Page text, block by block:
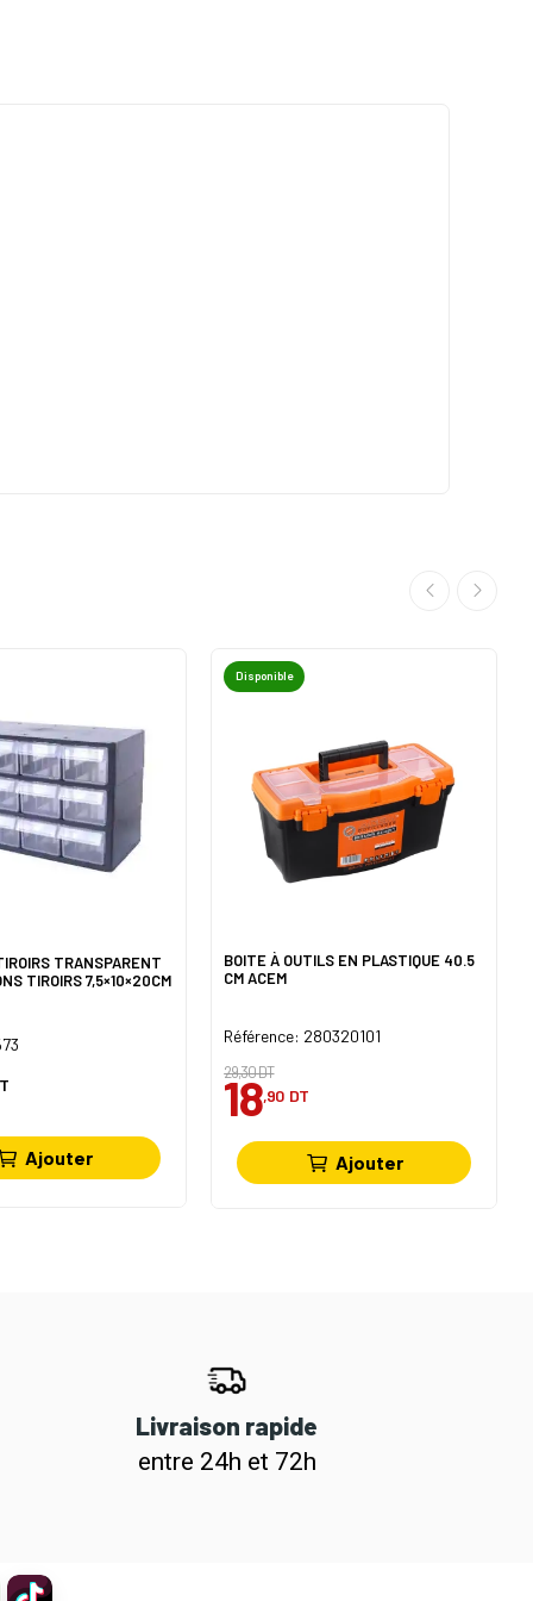
TRANSPARENT
TIROIRS 7,5×10×20CM
Ajouter
Disponible
BOITE À OUTILS EN PLASTIQUE 40.5
CM ACEM
Référence: 280320101
29,30 DT
18,90 DT
Ajouter
Livraison rapide
entre 24h et 72h